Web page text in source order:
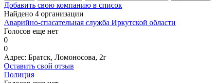
Добавить свою компанию в список
Найдено 4 организации
Аварийно-спасательная служба Иркутской области
Голосов еще нет
0
0
Адрес: Братск, Ломоносова, 2г
Оставить свой отзыв
Полиция